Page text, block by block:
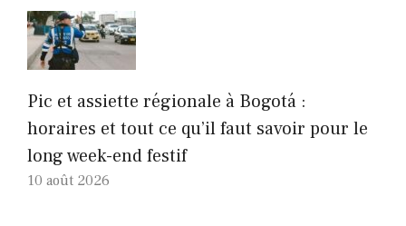
Pic et assiette régionale à Bogotá :
horaires et tout ce qu’il faut savoir pour le
long week-end festif
10 août 2026